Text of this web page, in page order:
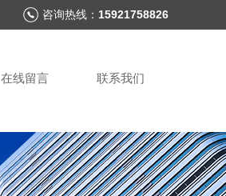
咨询热线： 15921758826
在线留言 联系我们